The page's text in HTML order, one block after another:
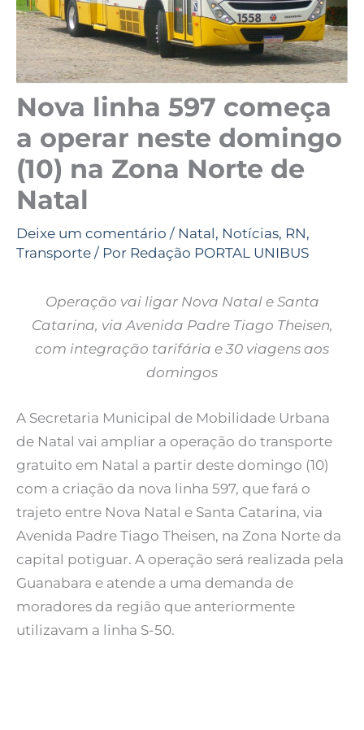
Nova linha 597 começa
a operar neste domingo
(10) na Zona Norte de
Natal
Deixe um comentário / Natal, Notícias, RN,
Transporte / Por Redação PORTAL UNIBUS
Operação vai ligar Nova Natal e Santa
Catarina, via Avenida Padre Tiago Theisen,
com integração tarifária e 30 viagens aos
domingos
A Secretaria Municipal de Mobilidade Urbana
de Natal vai ampliar a operação do transporte
gratuito em Natal a partir deste domingo (10)
com a criação da nova linha 597, que fará o
trajeto entre Nova Natal e Santa Catarina, via
Avenida Padre Tiago Theisen, na Zona Norte da
capital potiguar. A operação será realizada pela
Guanabara e atende a uma demanda de
moradores da região que anteriormente
utilizavam a linha S-50.